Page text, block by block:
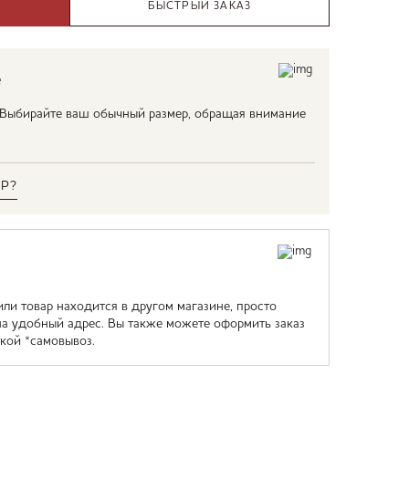
БЫСТРЫЙ ЗАКАЗ
Выбирайте ваш обычный размер, обращая внимание
товар находится в другом магазине, просто
удобный адрес. Вы также можете оформить заказ
*самовывоз.